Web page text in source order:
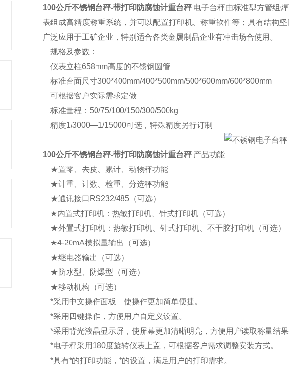
100公斤不锈钢台秤-带打印防腐蚀计重台秤电子台秤由标准型方管组
表组成高精度称重系统，并可以配置打印机、称重软件等；具有结构
广泛应用于工矿企业，特别适合各类金属制品企业有冲击场合使用。
规格及参数：
仪表立柱658mm高度的不锈钢圆管
标准台面尺寸300*400mm/400*500mm/500*600mm/600*800mm
可根据客户实际需求定做
标准量程：50/75/100/150/300/500kg
精度1/3000—1/15000可选，特殊精度另行订制
100公斤不锈钢台秤-带打印防腐蚀计重台秤产品功能
★置零、去皮、累计、动物秤功能
★计重、计数、检重、分选秤功能
★通讯接口RS232/485（可选）
★内置式打印机：热敏打印机、针式打印机（可选）
★外置式打印机：热敏打印机、针式打印机、不干胶打印机（可选）
★4-20mA模拟量输出（可选）
★继电器输出（可选）
★防水型、防爆型（可选）
★移动机构（可选）
*采用中文操作面板，使操作更加简单便捷。
*采用四键操作，方便用户自定义设置。
*采用背光液晶显示屏，使屏幕更加清晰明亮，方便用户读取称量结
*电子秤采用180度旋转仪表上盖，可根据客户需求调整安装方式。
*具有*的打印功能，*的设置，满足用户的打印需求。